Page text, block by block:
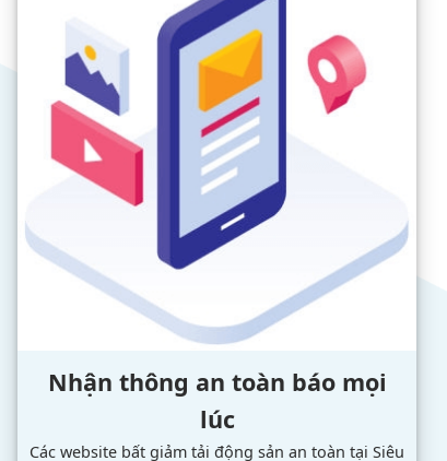
Nhận thông an toàn báo mọi
lúc
Các website bất giảm tải động sản an toàn tại Siêu